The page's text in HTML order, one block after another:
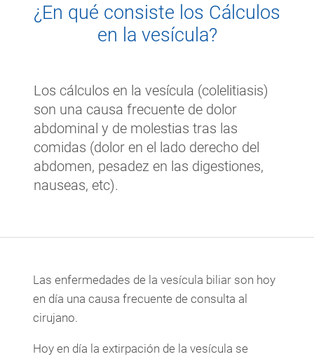
¿En qué consiste los Cálculos
en la vesícula?
Los cálculos en la vesícula (colelitiasis)
son una causa frecuente de dolor
abdominal y de molestias tras las
comidas (dolor en el lado derecho del
abdomen, pesadez en las digestiones,
nauseas, etc).
Las enfermedades de la vesícula biliar son hoy
en día una causa frecuente de consulta al
cirujano.
Hoy en día la extirpación de la vesícula se